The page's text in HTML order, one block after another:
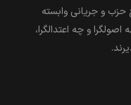
و جریانی وابسته
و چه اعتدالگرا،